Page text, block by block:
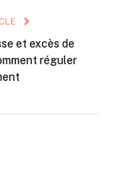
et excès de
réguler